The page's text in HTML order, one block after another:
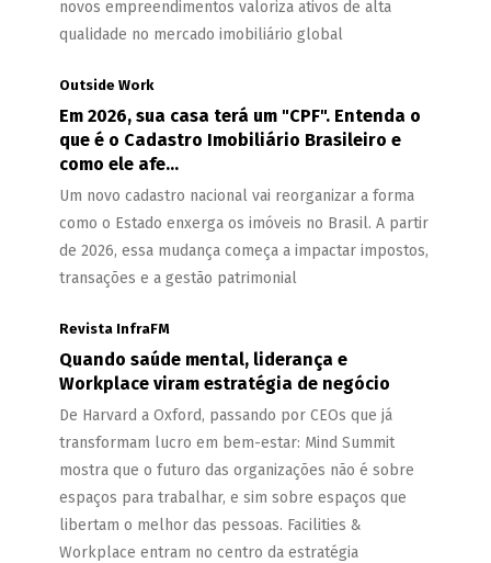
novos empreendimentos valoriza ativos de alta
qualidade no mercado imobiliário global
Outside Work
Em 2026, sua casa terá um "CPF". Entenda o
que é o Cadastro Imobiliário Brasileiro e
como ele afe...
Um novo cadastro nacional vai reorganizar a forma
como o Estado enxerga os imóveis no Brasil. A partir
de 2026, essa mudança começa a impactar impostos,
transações e a gestão patrimonial
Revista InfraFM
Quando saúde mental, liderança e
Workplace viram estratégia de negócio
De Harvard a Oxford, passando por CEOs que já
transformam lucro em bem-estar: Mind Summit
mostra que o futuro das organizações não é sobre
espaços para trabalhar, e sim sobre espaços que
libertam o melhor das pessoas. Facilities &
Workplace entram no centro da estratégia